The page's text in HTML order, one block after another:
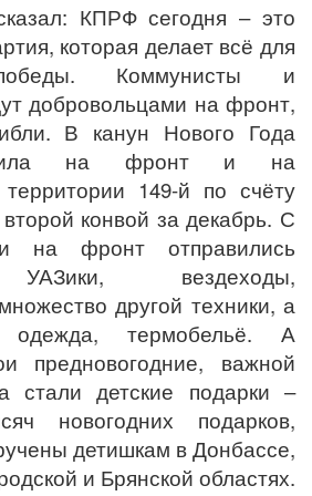
КПРФ сегодня – это
которая делает всё для
Коммунисты и
добровольцами на фронт,
В канун Нового Года
на фронт и на
149-й по счёту
конвой за декабрь. С
на фронт отправились
вездеходы,
другой техники, а
одежда, термобельё. А
предновогодние, важной
стали детские подарки –
новогодних подарков,
детишкам в Донбассе,
и Брянской областях.